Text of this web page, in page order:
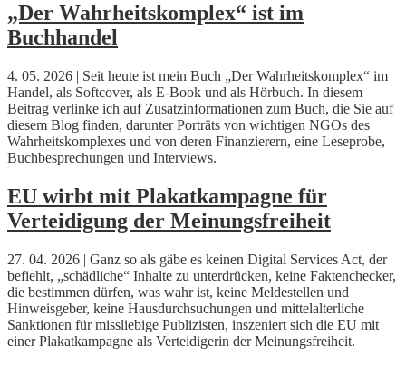
„Der Wahrheitskomplex“ ist im
Buchhandel
4. 05. 2026 | Seit heute ist mein Buch „Der Wahrheitskomplex“ im
Handel, als Softcover, als E-Book und als Hörbuch. In diesem
Beitrag verlinke ich auf Zusatzinformationen zum Buch, die Sie auf
diesem Blog finden, darunter Porträts von wichtigen NGOs des
Wahrheitskomplexes und von deren Finanzierern, eine Leseprobe,
Buchbesprechungen und Interviews.
EU wirbt mit Plakatkampagne für
Verteidigung der Meinungsfreiheit
27. 04. 2026 | Ganz so als gäbe es keinen Digital Services Act, der
befiehlt, „schädliche“ Inhalte zu unterdrücken, keine Faktenchecker,
die bestimmen dürfen, was wahr ist, keine Meldestellen und
Hinweisgeber, keine Hausdurchsuchungen und mittelalterliche
Sanktionen für missliebige Publizisten, inszeniert sich die EU mit
einer Plakatkampagne als Verteidigerin der Meinungsfreiheit.